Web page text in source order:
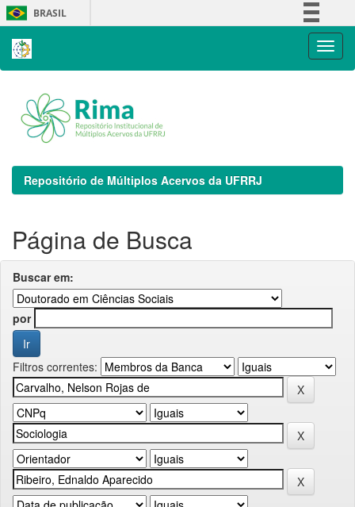
Skip
navigation
BRASIL
Repositório de Múltiplos Acervos da UFRRJ
Página de Busca
Buscar em:
por
Filtros correntes: